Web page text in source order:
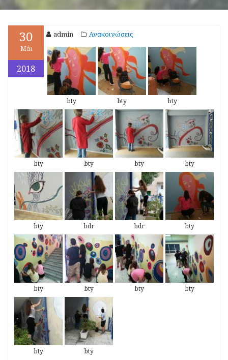
30
Μάι
2018
admin Ανακοινώσεις
bty bty bty
bty bty bty bty
bty bdr bdr bty
bty bty bty bty
bty bty